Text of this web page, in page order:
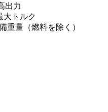
出力
大トルク
重量（燃料を除く）